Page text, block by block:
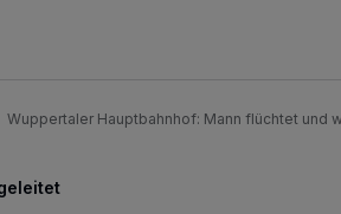
Wuppertaler Hauptbahnhof: Mann flüchtet und